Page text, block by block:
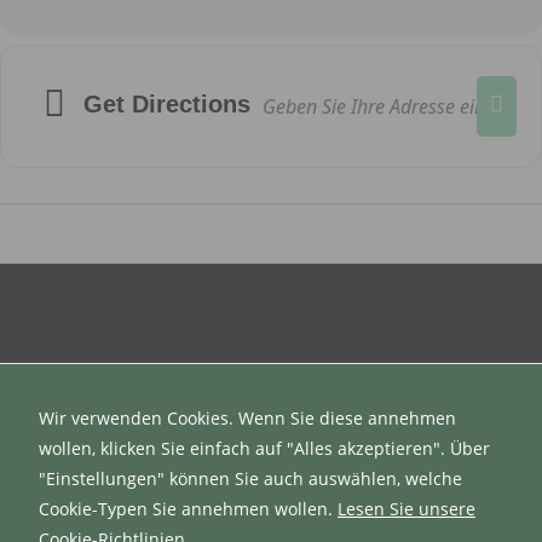
Get Directions
Datenschutzerklärung
Impressum
Wir verwenden Cookies. Wenn Sie diese annehmen
wollen, klicken Sie einfach auf "Alles akzeptieren". Über
"Einstellungen" können Sie auch auswählen, welche
Cookie-Typen Sie annehmen wollen. Lesen Sie unsere
Notwendig
damit die
Mit diesen
Cookies
können wir die
Funktionsweise
und Struktur